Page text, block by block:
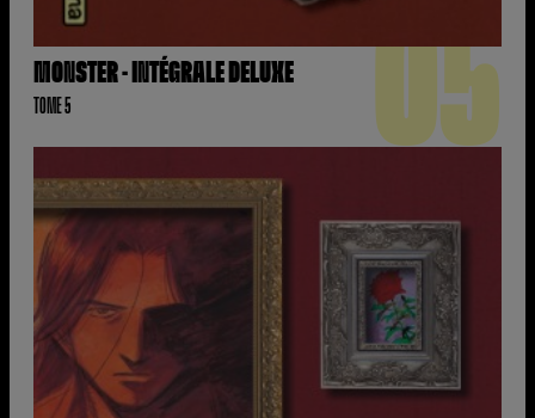
MONSTER - INTÉGRALE DELUXE
TOME 5 05